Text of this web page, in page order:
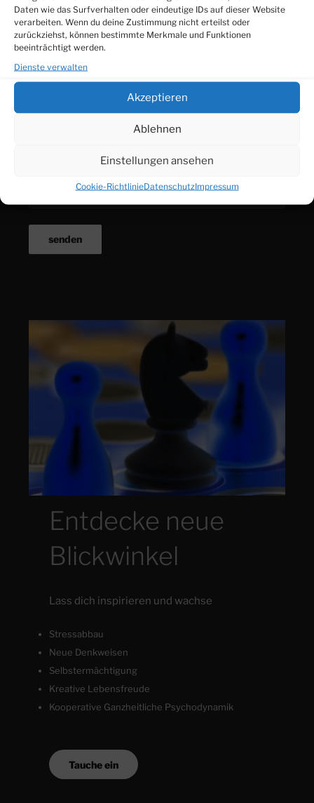
Daten wie das Surfverhalten oder eindeutige IDs auf dieser Website
verarbeiten. Wenn du deine Zustimmung nicht erteilst oder
zurückziehst, können bestimmte Merkmale und Funktionen
beeinträchtigt werden.
Dienste verwalten
Akzeptieren
Ablehnen
Einstellungen ansehen
Cookie-RichtlinieDatenschutzImpressum
Deine Nachricht
Entdecke neue
Blickwinkel
Lass dich inspirieren und wachse
Stressabbau
Neue Denkweisen
Selbstermächtigung
Kreative Lebensfreude
Kooperative Ganzheitliche Psychodynamik
Tauche ein